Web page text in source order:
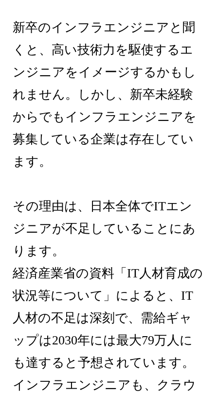
新卒のインフラエンジニアと聞
くと、高い技術力を駆使するエ
ンジニアをイメージするかもし
れません。しかし、新卒未経験
からでもインフラエンジニアを
募集している企業は存在してい
ます。
その理由は、日本全体でITエン
ジニアが不足していることにあ
ります。
経済産業省の資料「IT人材育成の
状況等について」によると、IT
人材の不足は深刻で、需給ギャ
ップは2030年には最大79万人に
も達すると予想されています。
インフラエンジニアも、クラウ